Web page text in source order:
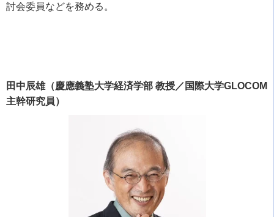
討会委員などを務める。
田中辰雄（慶應義塾大学経済学部 教授／国際大学GLOCOM
主幹研究員）